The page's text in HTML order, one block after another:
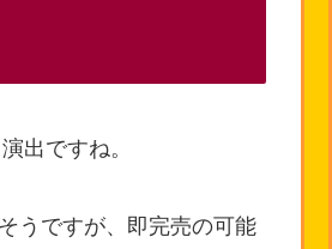
出ですね。
うですが、即完売の可能